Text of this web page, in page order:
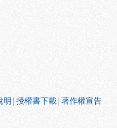
明|授權書下載|著作權宣告